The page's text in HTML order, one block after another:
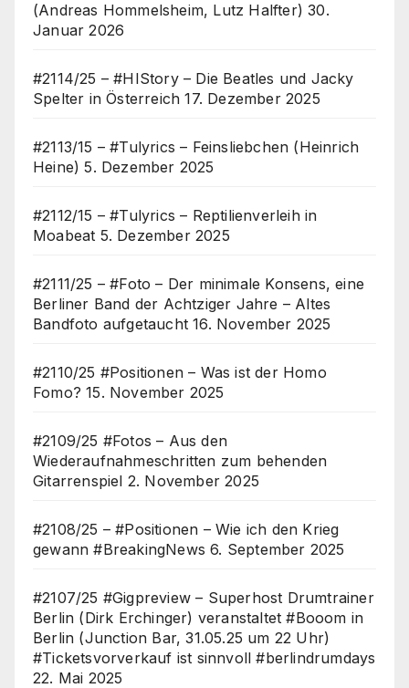
(Andreas Hommelsheim, Lutz Halfter) 30.
Januar 2026
#2114/25 – #HIStory – Die Beatles und Jacky
Spelter in Österreich 17. Dezember 2025
#2113/15 – #Tulyrics – Feinsliebchen (Heinrich
Heine) 5. Dezember 2025
#2112/15 – #Tulyrics – Reptilienverleih in
Moabeat 5. Dezember 2025
#2111/25 – #Foto – Der minimale Konsens, eine
Berliner Band der Achtziger Jahre – Altes
Bandfoto aufgetaucht 16. November 2025
#2110/25 #Positionen – Was ist der Homo
Fomo? 15. November 2025
#2109/25 #Fotos – Aus den
Wiederaufnahmeschritten zum behenden
Gitarrenspiel 2. November 2025
#2108/25 – #Positionen – Wie ich den Krieg
gewann #BreakingNews 6. September 2025
#2107/25 #Gigpreview – Superhost Drumtrainer
Berlin (Dirk Erchinger) veranstaltet #Booom in
Berlin (Junction Bar, 31.05.25 um 22 Uhr)
#Ticketsvorverkauf ist sinnvoll #berlindrumdays
22. Mai 2025